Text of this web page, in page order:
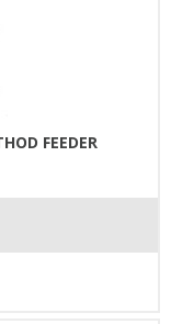
FEEDER